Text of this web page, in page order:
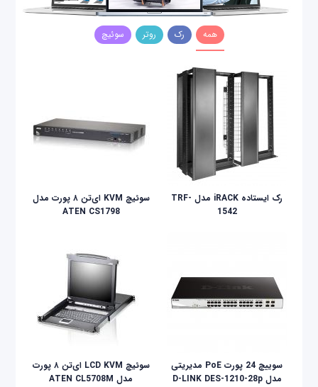
همه رک روتر سوئیچ
رک ایستاده iRACK مدل TRF-
1542
سوئیچ KVM ای‌تن ۸ پورت مدل
ATEN CS1798
سوییچ 24 پورت PoE مدیریتی
مدل D-LINK DES-1210-28p
سوئيچ LCD KVM ای‌تن ۸ پورت
مدل ATEN CL5708M